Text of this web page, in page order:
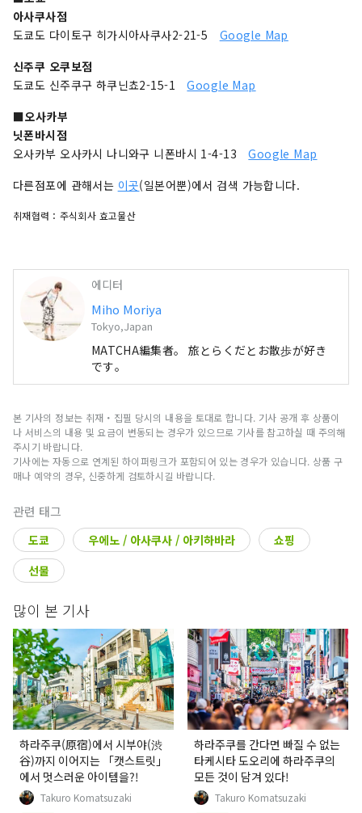
아사쿠사점
도쿄도 다이토구 히가시아사쿠사2-21-5 Google Map
신주쿠 오쿠보점
도쿄도 신주쿠구 하쿠닌쵸2-15-1Google Map
■오사카부
닛폰바시점
오사카부 오사카시 나니와구 니폰바시 1-4-13Google Map
다른점포에 관해서는 이곳(일본어뿐)에서 검색 가능합니다.
취재협력：주식회사 효고물산
에디터
Miho Moriya
Tokyo,Japan
MATCHA編集者。 旅とらくだとお散歩が好き
です。
본 기사의 정보는 취재・집필 당시의 내용을 토대로 합니다. 기사 공개 후 상품이
나 서비스의 내용 및 요금이 변동되는 경우가 있으므로 기사를 참고하실 때 주의해
주시기 바랍니다.
기사에는 자동으로 연계된 하이퍼링크가 포함되어 있는 경우가 있습니다. 상품 구
매나 예약의 경우, 신중하게 검토하시길 바랍니다.
관련 태그
도쿄 우에노 / 아사쿠사 / 아키하바라
쇼핑
선물
많이 본 기사
하라주쿠(原宿)에서 시부야(渋
谷)까지 이어지는 「캣스트릿」
에서 멋스러운 아이템을?!
Takuro Komatsuzaki
하라주쿠를 간다면 빠질 수 없는
타케시타 도오리에 하라주쿠의
모든 것이 담겨 있다!
Takuro Komatsuzaki